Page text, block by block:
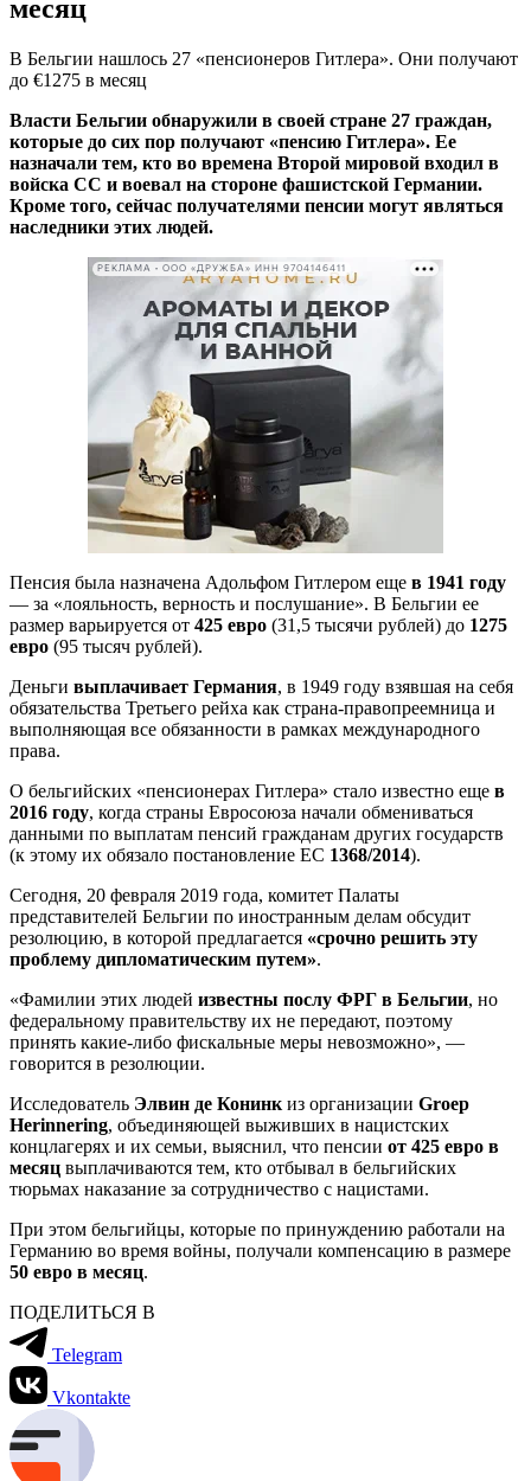
месяц
В Бельгии нашлось 27 «пенсионеров Гитлера». Они получают
до €1275 в месяц
Власти Бельгии обнаружили в своей стране 27 граждан,
которые до сих пор получают «пенсию Гитлера». Ее
назначали тем, кто во времена Второй мировой входил в
войска СС и воевал на стороне фашистской Германии.
Кроме того, сейчас получателями пенсии могут являться
наследники этих людей.
РЕКЛАМА • ООО «ДРУЖБА» ИНН 9704146411
Пенсия была назначена Адольфом Гитлером еще в 1941 году
— за «лояльность, верность и послушание». В Бельгии ее
размер варьируется от 425 евро (31,5 тысячи рублей) до 1275
евро (95 тысяч рублей).
Деньги выплачивает Германия, в 1949 году взявшая на себя
обязательства Третьего рейха как страна-правопреемница и
выполняющая все обязанности в рамках международного
права.
О бельгийских «пенсионерах Гитлера» стало известно еще в
2016 году, когда страны Евросоюза начали обмениваться
данными по выплатам пенсий гражданам других государств
(к этому их обязало постановление ЕС 1368/2014).
Сегодня, 20 февраля 2019 года, комитет Палаты
представителей Бельгии по иностранным делам обсудит
резолюцию, в которой предлагается «срочно решить эту
проблему дипломатическим путем».
«Фамилии этих людей известны послу ФРГ в Бельгии, но
федеральному правительству их не передают, поэтому
принять какие-либо фискальные меры невозможно», —
говорится в резолюции.
Исследователь Элвин де Конинк из организации Groep
Herinnering, объединяющей выживших в нацистских
концлагерях и их семьи, выяснил, что пенсии от 425 евро в
месяц выплачиваются тем, кто отбывал в бельгийских
тюрьмах наказание за сотрудничество с нацистами.
При этом бельгийцы, которые по принуждению работали на
Германию во время войны, получали компенсацию в размере
50 евро в месяц.
ПОДЕЛИТЬСЯ В
Telegram
Vkontakte